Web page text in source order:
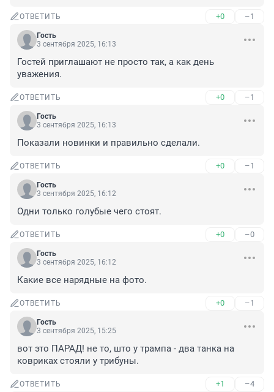
ОТВЕТИТЬ +0 –1
Гость
3 сентября 2025, 16:13
Гостей приглашают не просто так, а как день
уважения.
ОТВЕТИТЬ +0 –1
Гость
3 сентября 2025, 16:13
Показали новинки и правильно сделали.
ОТВЕТИТЬ +0 –1
Гость
3 сентября 2025, 16:12
Одни только голубые чего стоят.
ОТВЕТИТЬ +0 –0
Гость
3 сентября 2025, 16:12
Какие все нарядные на фото.
ОТВЕТИТЬ +0 –1
Гость
3 сентября 2025, 15:25
вот это ПАРАД! не то, што у трампа - два танка на
ковриках стояли у трибуны.
ОТВЕТИТЬ +1 –4